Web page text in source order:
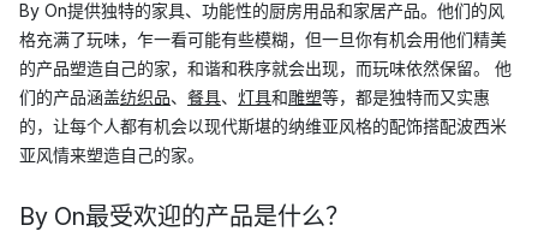
By On提供独特的家具、功能性的厨房用品和家居产品。他们的风
格充满了玩味，乍一看可能有些模糊，但一旦你有机会用他们精美
的产品塑造自己的家，和谐和秩序就会出现，而玩味依然保留。 他
们的产品涵盖纺织品、 餐具、 灯具和雕塑等，都是独特而又实惠
的，让每个人都有机会以现代斯堪的纳维亚风格的配饰搭配波西米
亚风情来塑造自己的家。
By On最受欢迎的产品是什么？